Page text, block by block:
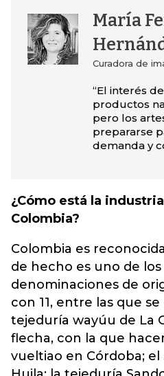
María
Curadora de
“El interés
productos
pero los
prepararse
demanda y
¿Cómo está la
Colombia?
Colombia es
de hecho es uno de
denominaciones de
con 11, entre las que
tejeduría wayúu de La
flecha, con la que
vueltiao en Córdoba;